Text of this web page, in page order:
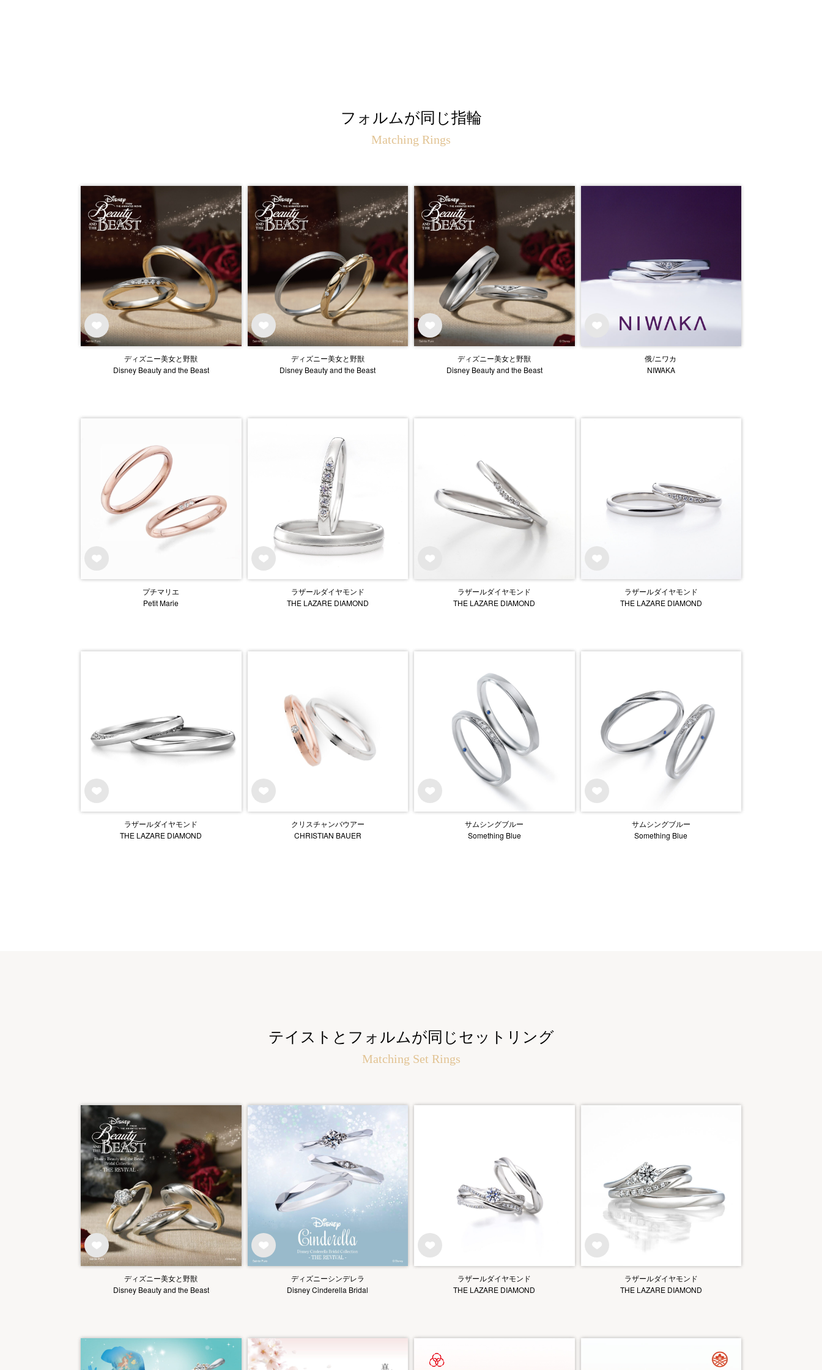
フォルムが同じ指輪
Matching Rings
ディズニー美女と野獣
Disney Beauty and the Beast
ディズニー美女と野獣
Disney Beauty and the Beast
ディズニー美女と野獣
Disney Beauty and the Beast
俄/ニワカ
NIWAKA
プチマリエ
Petit Marie
ラザールダイヤモンド
THE LAZARE DIAMOND
ラザールダイヤモンド
THE LAZARE DIAMOND
ラザールダイヤモンド
THE LAZARE DIAMOND
ラザールダイヤモンド
THE LAZARE DIAMOND
クリスチャンバウアー
CHRISTIAN BAUER
サムシングブルー
Something Blue
サムシングブルー
Something Blue
テイストとフォルムが同じセットリング
Matching Set Rings
ディズニー美女と野獣
Disney Beauty and the Beast
ディズニーシンデレラ
Disney Cinderella Bridal
ラザールダイヤモンド
THE LAZARE DIAMOND
ラザールダイヤモンド
THE LAZARE DIAMOND